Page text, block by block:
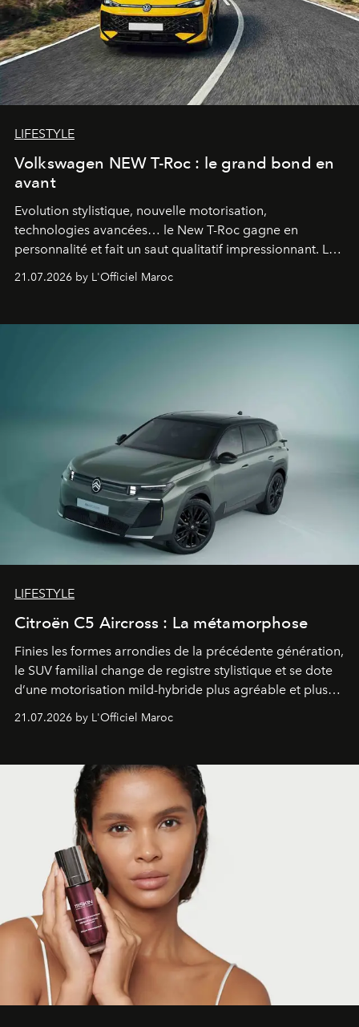
LIFESTYLE
Volkswagen NEW T-Roc : le grand bond en
avant
Evolution stylistique, nouvelle motorisation,
technologies avancées… le New T-Roc gagne en
personnalité et fait un saut qualitatif impressionnant. Le
fétiche pour le rendre plus premium. Et le pari semble
21.07.2026 by L'Officiel Maroc
LIFESTYLE
Citroën C5 Aircross : La métamorphose
Finies les formes arrondies de la précédente génération,
le SUV familial change de registre stylistique et se dote
d’une motorisation mild-hybride plus agréable et plus
gagné en maturité.
21.07.2026 by L'Officiel Maroc